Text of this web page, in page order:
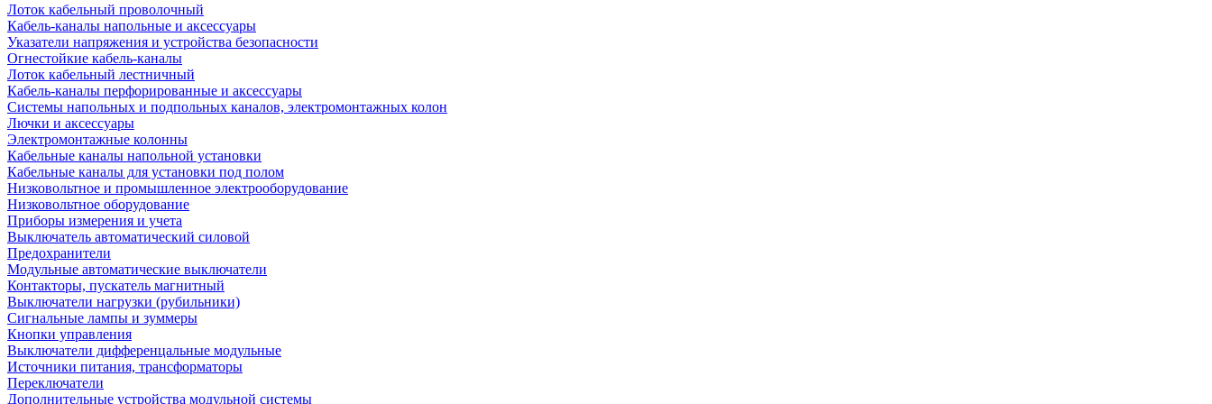
Лоток кабельный проволочный
Кабель-каналы напольные и аксессуары
Указатели напряжения и устройства безопасности
Огнестойкие кабель-каналы
Лоток кабельный лестничный
Кабель-каналы перфорированные и аксессуары
Системы напольных и подпольных каналов, электромонтажных колон
Лючки и аксессуары
Электромонтажные колонны
Кабельные каналы напольной установки
Кабельные каналы для установки под полом
Низковольтное и промышленное электрооборудование
Низковольтное оборудование
Приборы измерения и учета
Выключатель автоматический силовой
Предохранители
Модульные автоматические выключатели
Контакторы, пускатель магнитный
Выключатели нагрузки (рубильники)
Сигнальные лампы и зуммеры
Кнопки управления
Выключатели дифференцальные модульные
Источники питания, трансформаторы
Переключатели
Дополнительные устройства модульной системы